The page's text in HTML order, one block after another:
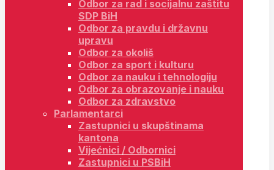
Odbor za rad i socijalnu zaštitu
SDP BiH
Odbor za pravdu i državnu
upravu
Odbor za okoliš
Odbor za sport i kulturu
Odbor za nauku i tehnologiju
Odbor za obrazovanje i nauku
Odbor za zdravstvo
Parlamentarci
Zastupnici u skupštinama
kantona
Vijećnici / Odbornici
Zastupnici u PSBiH